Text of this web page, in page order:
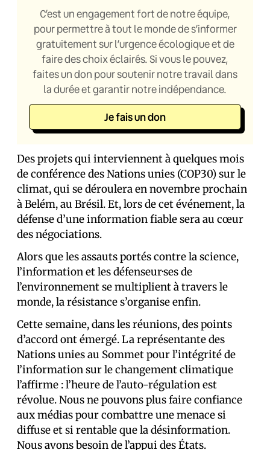
C’est un engagement fort de notre équipe,
pour permettre à tout le monde de s’informer
gratuitement sur l’urgence écologique et de
faire des choix éclairés. Si vous le pouvez,
faites un don pour soutenir notre travail dans
la durée et garantir notre indépendance.
Je fais un don
Des projets qui interviennent à quelques mois
de conférence des Nations unies (COP30) sur le
climat, qui se déroulera en novembre prochain
à Belém, au Brésil. Et, lors de cet événement, la
défense d’une information fiable sera au cœur
des négociations.
Alors que les assauts portés contre la science,
l’information et les défenseur·ses de
l’environnement se multiplient à travers le
monde, la résistance s’organise enfin.
Cette semaine, dans les réunions, des points
d’accord ont émergé. La représentante des
Nations unies au Sommet pour l’intégrité de
l’information sur le changement climatique
l’affirme : l’heure de l’auto-régulation est
révolue. Nous ne pouvons plus faire confiance
aux médias pour combattre une menace si
diffuse et si rentable que la désinformation.
Nous avons besoin de l’appui des États.